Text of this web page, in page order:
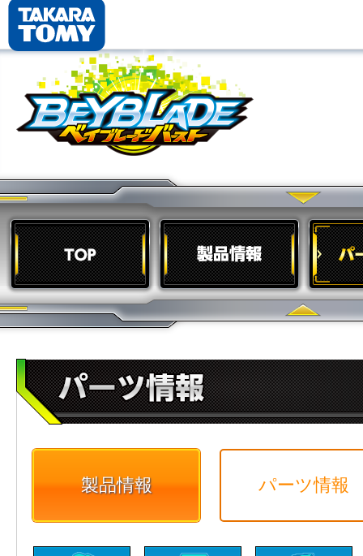
製品情報 パーツ情報